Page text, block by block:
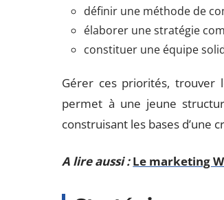
définir une méthode de
élaborer une stratégie
constituer une équipe
Gérer ces priorités, trouver
permet à une jeune
construisant les bases d’une
A lire aussi : Le marketing